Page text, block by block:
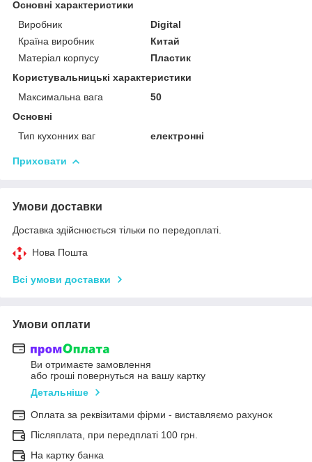
Основні характеристики
Виробник
Digital
Країна виробник
Китай
Матеріал корпусу
Пластик
Користувальницькі характеристики
Максимальна вага
50
Основні
Тип кухонних ваг
електронні
Приховати
Умови доставки
Доставка здійснюється тільки по передоплаті.
Нова Пошта
Всі умови доставки
Умови оплати
Ви отримаєте замовлення
або гроші повернуться на вашу картку
Детальніше
Оплата за реквізитами фірми - виставляємо рахунок
Післяплата, при передплаті 100 грн.
На картку банка